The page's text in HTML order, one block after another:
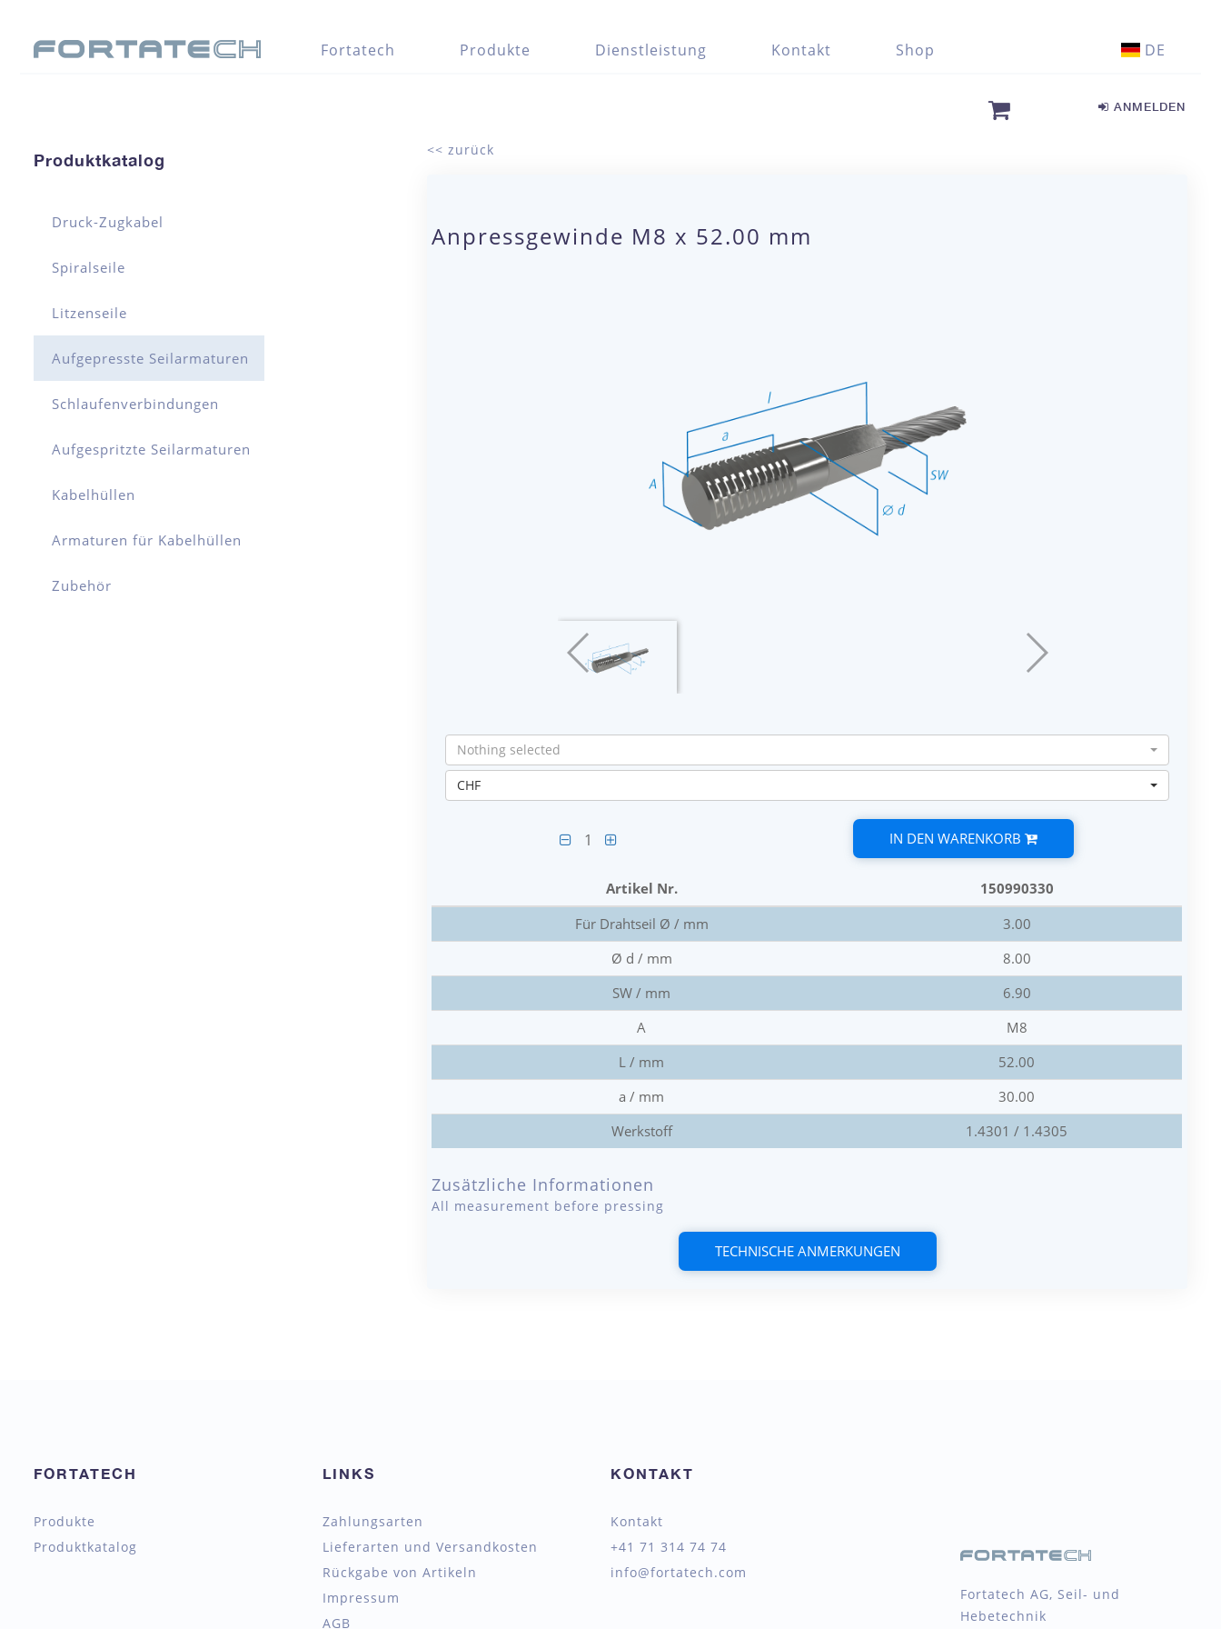
Fortatech Produkte Dienstleistung Kontakt Shop DE
ANMELDEN
Produktkatalog
Druck-Zugkabel
Spiralseile
Litzenseile
Aufgepresste Seilarmaturen
Schlaufenverbindungen
Aufgespritzte Seilarmaturen
Kabelhüllen
Armaturen für Kabelhüllen
Zubehör
<< zurück
Anpressgewinde M8 x 52.00 mm
Nothing selected
CHF
1 IN DEN WARENKORB
Artikel Nr.
150990330
Für Drahtseil Ø / mm
3.00
Ø d / mm
8.00
SW / mm
6.90
A
M8
L / mm
52.00
a / mm
30.00
Werkstoff
1.4301 / 1.4305
Zusätzliche Informationen
All measurement before pressing
TECHNISCHE ANMERKUNGEN
FORTATECH
Produkte
Produktkatalog
LINKS
Zahlungsarten
Lieferarten und Versandkosten
Rückgabe von Artikeln
Impressum
AGB
KONTAKT
Kontakt
+41 71 314 74 74
info@fortatech.com
Fortatech AG, Seil- und
Hebetechnik